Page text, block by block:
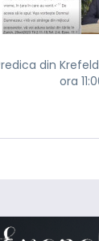
din
ora